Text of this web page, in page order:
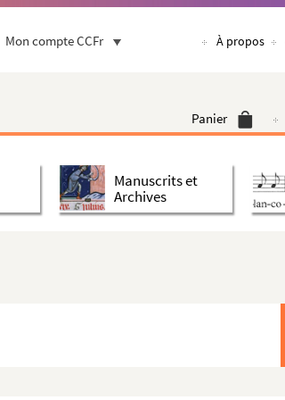
Mon compte CCFr À propos
Panier
Manuscrits et
Archives